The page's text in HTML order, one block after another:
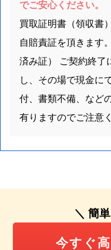
でご安心ください。
買取証明書（領収書
自賠責証を頂きます
済み証） ご契約終了
し、その場で現金に
付、書類不備、など
有りますのでご注意
＼ 簡単
今すぐ